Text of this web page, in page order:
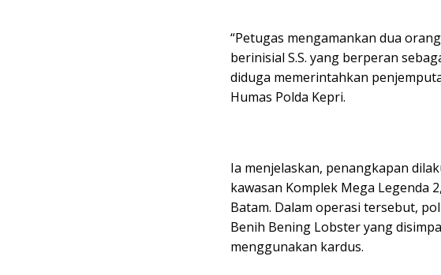
“Petugas mengamankan dua
berinisial S.S. yang berperan
diduga memerintahkan
Humas Polda Kepri.
Ia menjelaskan, penangkapan
kawasan Komplek Mega Legenda
Batam. Dalam operasi tersebut,
Benih Bening Lobster yang
menggunakan kardus.